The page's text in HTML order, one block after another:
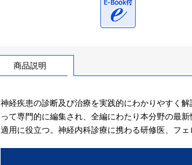
商品説明
神経疾患の診断及び治療を実践的にわかりやすく
って専門的に編集され、全編にわたり本分野の最
適用に役立つ。神経内科診療に携わる研修医、フ